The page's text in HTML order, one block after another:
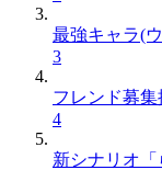
最強キャラ(
3
フレンド募
4
新シナリオ